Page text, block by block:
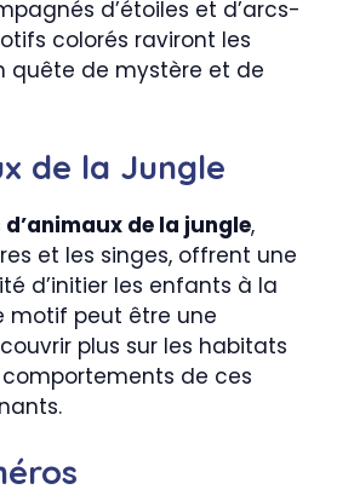
d’étoiles et d’arcs-
colorés raviront les
quête de mystère et de
de la Jungle
de la jungle,
et les singes, offrent une
d’initier les enfants à la
motif peut être une
plus sur les habitats
de ces